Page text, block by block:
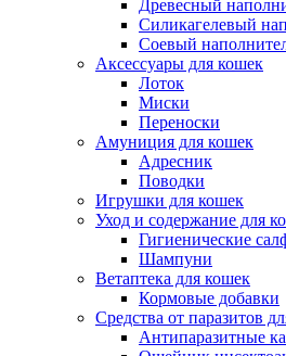
Древесный
Силикагелевый
Соевый
Аксессуары для кошек
Лоток
Миски
Переноски
Амуниция для кошек
Адресник
Поводки
Игрушки для кошек
Уход и содержание для
Гигиенические
Шампуни
Ветаптека для кошек
Кормовые добавки
Средства от паразитов
Антипаразитные